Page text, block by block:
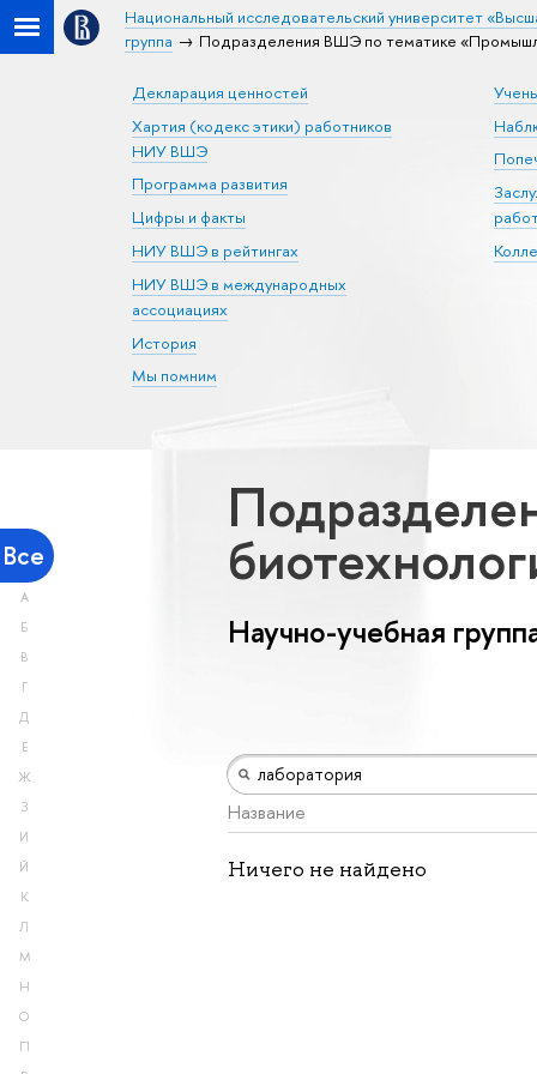
Национальный исследовательский университет
группа
Подразделения ВШЭ по тематике
Декларация ценностей
Хартия (кодекс этики) работников
НИУ ВШЭ
Программа развития
Цифры и факты
НИУ ВШЭ в рейтингах
НИУ ВШЭ в международных
ассоциациях
История
Мы помним
Все
А
Б
В
Г
Д
Е
Ж
З
И
Й
К
Л
М
Н
О
П
Научно-учебная
Название
Ничего не найдено